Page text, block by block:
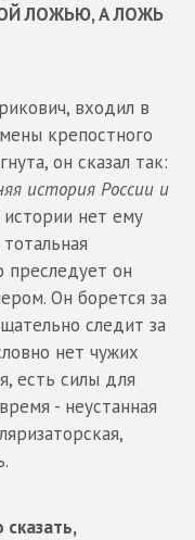
ЛОЖЬЮ, А ЛОЖЬ
входил в
крепостного
он сказал так:
история России и
нет ему
преследует он
Он борется за
следит за
нет чужих
есть силы для
- неустанная